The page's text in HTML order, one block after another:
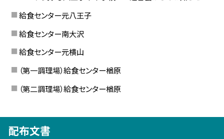
給食センター元八王子
給食センター南大沢
給食センター元横山
（第一調理場）給食センター楢原
（第二調理場）給食センター楢原
配布文書